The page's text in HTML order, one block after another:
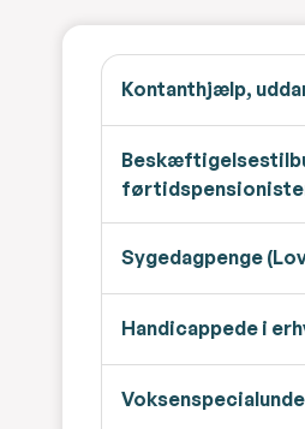
Kontanthjælp,
Sygedagpenge
Handicappede i